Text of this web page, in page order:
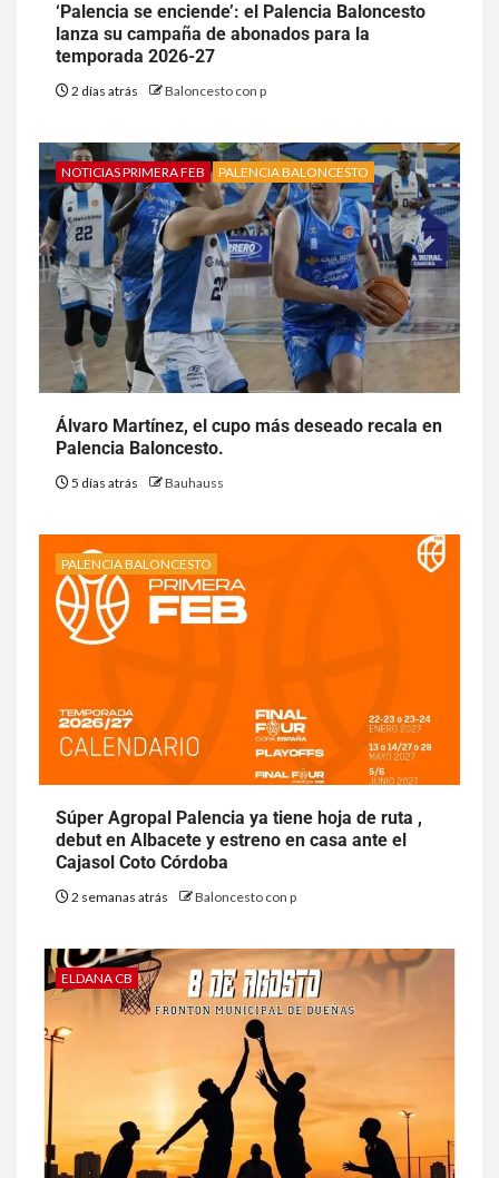
‘Palencia se enciende’: el Palencia Baloncesto
lanza su campaña de abonados para la
temporada 2026-27
2 días atrás Baloncesto con p
NOTICIAS PRIMERA FEB PALENCIA BALONCESTO
Álvaro Martínez, el cupo más deseado recala en
Palencia Baloncesto.
5 días atrás Bauhauss
PALENCIA BALONCESTO
Súper Agropal Palencia ya tiene hoja de ruta ,
debut en Albacete y estreno en casa ante el
Cajasol Coto Córdoba
2 semanas atrás Baloncesto con p
ELDANA CB